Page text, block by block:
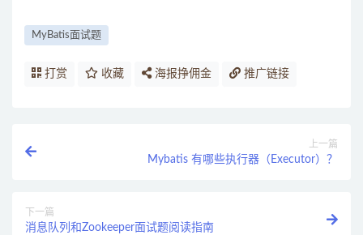
MyBatis面试题
打赏 收藏 海报挣佣金 推广链接
上一篇
Mybatis 有哪些执行器（Executor）？
下一篇
消息队列和Zookeeper面试题阅读指南